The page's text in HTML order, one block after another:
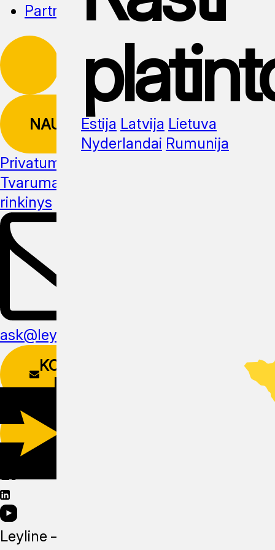
Partnerystė
NAUJIENLAIŠKIS
Privatumo politika
Tvarumas
rinkinys
ask@leyline.li
KONTAKTŲ
FORMA
Leyline —
Estija Latvija Lietuva
Nyderlandai Rumunija